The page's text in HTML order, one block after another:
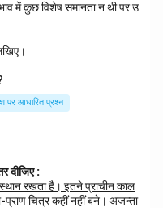
में कुछ विशेष समानता न थी पर उ
पर आधारित प्रश्न
दीजिए :
रखता है। इतने प्राचीन काल
चित्र कहीं नहीं बने। अजन्ता